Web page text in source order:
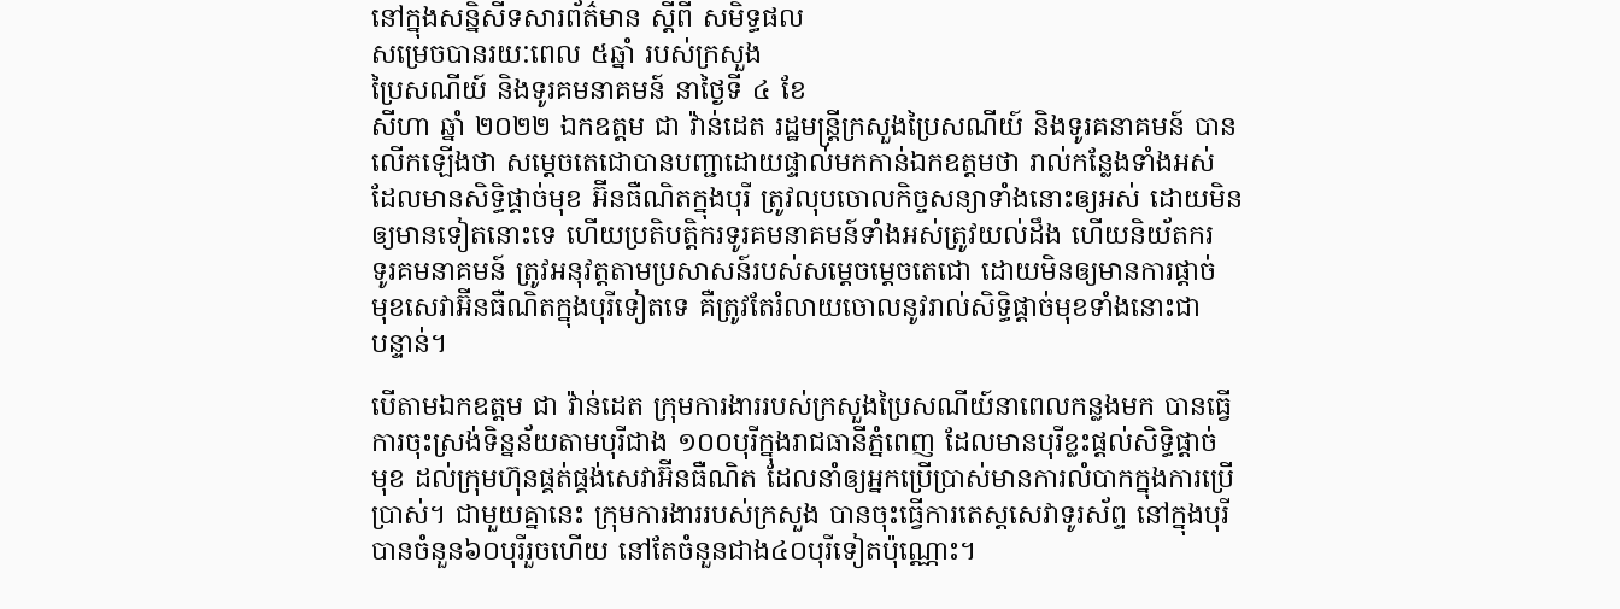
នៅក្នុងសន្និសីទសារព័ត៌មាន ស្ដីពី សមិទ្ធផល
សម្រេចបានរយៈពេល ៥ឆ្នាំ របស់ក្រសួង
ប្រៃសណីយ៍ និងទូរគមនាគមន៍ នាថ្ងៃទី ៤ ខែ
សីហា ឆ្នាំ ២០២២ ឯកឧត្តម ជា វ៉ាន់ដេត រដ្ឋមន្រ្តីក្រសួងប្រៃសណីយ៍ និងទូរគនាគមន៍ បាន
លើកឡើងថា សម្តេចតេជោបានបញ្ជាដោយផ្ទាល់មកកាន់ឯកឧត្តមថា រាល់កន្លែងទាំងអស់
ដែលមានសិទ្ធិផ្តាច់មុខ អ៊ីនធឺណិតក្នុងបុរី ត្រូវលុបចោលកិច្ចសន្យាទាំងនោះឲ្យអស់ ដោយមិន
ឲ្យមានទៀតនោះទេ ហើយប្រតិបត្តិករទូរគមនាគមន៍ទាំងអស់ត្រូវយល់ដឹង ហើយនិយ័តករ
ទូរគមនាគមន៍ ត្រូវអនុវត្តតាមប្រសាសន៍របស់សម្តេចម្តេចតេជោ ដោយមិនឲ្យមានការផ្តាច់
មុខសេវាអ៊ីនធឺណិតក្នុងបុរីទៀតទេ គឺត្រូវតែរំលាយចោលនូវរាល់សិទ្ធិផ្តាច់មុខទាំងនោះជា
បន្ទាន់។
បើតាមឯកឧត្តម ជា វ៉ាន់ដេត ក្រុមការងាររបស់ក្រសួងប្រៃសណីយ៍នាពេលកន្លងមក បានធ្វើ
ការចុះស្រង់ទិន្នន័យតាមបុរីជាង ១០០បុរីក្នុងរាជធានីភ្នំពេញ ដែលមានបុរីខ្លះផ្តល់សិទ្ធិផ្តាច់
មុខ ដល់ក្រុមហ៊ុនផ្គត់ផ្គង់សេវាអ៊ីនធឺណិត ដែលនាំឲ្យអ្នកប្រើប្រាស់មានការលំបាកក្នុងការប្រើ
ប្រាស់។ ជាមួយគ្នានេះ ក្រុមការងាររបស់ក្រសួង បានចុះធ្វើការតេស្តសេវាទូរស័ព្ទ នៅក្នុងបុរី
បានចំនួន៦០បុរីរួចហើយ នៅតែចំនួនជាង៤០បុរីទៀតប៉ុណ្ណោះ។